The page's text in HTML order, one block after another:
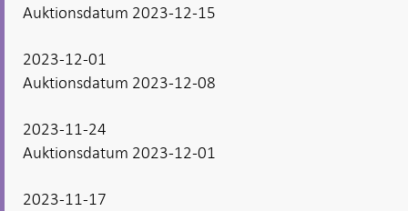
Auktionsdatum 2023-12-15
2023-12-01
Auktionsdatum 2023-12-08
2023-11-24
Auktionsdatum 2023-12-01
2023-11-17